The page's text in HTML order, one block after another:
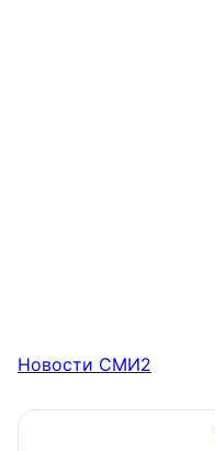
Новости СМИ2